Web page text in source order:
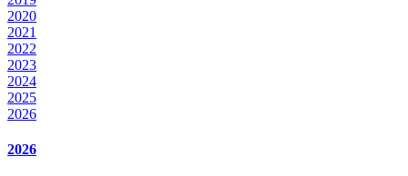
2020
2021
2022
2023
2024
2025
2026
2026